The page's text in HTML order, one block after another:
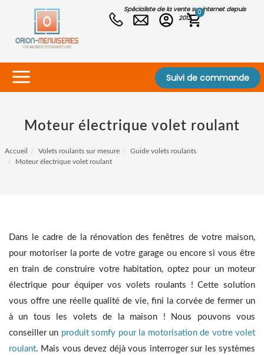
Spécialiste de la vente sur internet depuis
2012
0
Suivi de commande
Moteur électrique volet roulant
Accueil Volets roulants sur mesure
Guide volets roulants
Moteur électrique volet roulant
Dans le cadre de la rénovation des fenêtres de votre maison,
pour motoriser la porte de votre garage ou encore si vous être
en train de construire votre habitation, optez pour un moteur
électrique pour équiper vos volets roulants ! Cette solution
vous offre une réelle qualité de vie, fini la corvée de fermer un
à un tous les volets de la maison ! Nous pouvons vous
conseiller un produit somfy pour la motorisation de votre volet
roulant. Mais vous devez déjà vous interroger sur les systèmes